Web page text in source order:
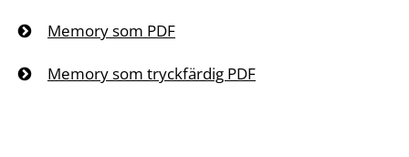
Memory som PDF
Memory som tryckfärdig PDF